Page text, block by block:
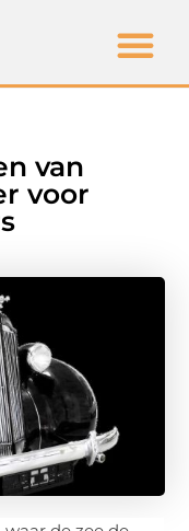
van
voor